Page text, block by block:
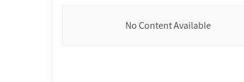
No Content Available